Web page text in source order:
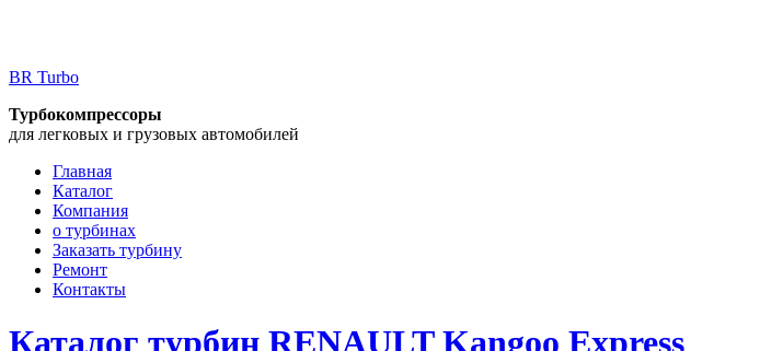
BR Turbo
Турбокомпрессоры
для легковых и грузовых автомобилей
Главная
Каталог
Компания
о турбинах
Заказать турбину
Ремонт
Контакты
Каталог турбин RENAULT Kangoo Express